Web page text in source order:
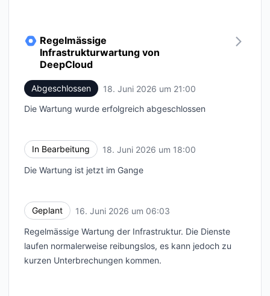
Regelmässige
Infrastrukturwartung von
DeepCloud
Abgeschlossen 18. Juni 2026 um 21:00
Die Wartung wurde erfolgreich abgeschlossen
In Bearbeitung 18. Juni 2026 um 18:00
Die Wartung ist jetzt im Gange
Geplant 16. Juni 2026 um 06:03
Regelmässige Wartung der Infrastruktur. Die Dienste
laufen normalerweise reibungslos, es kann jedoch zu
kurzen Unterbrechungen kommen.